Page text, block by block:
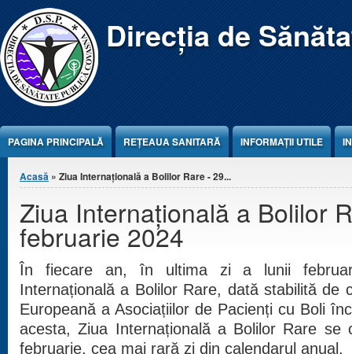
Jump to Content Direcția de
PAGINA PRINCIPALĂ REŢEAUA SANITARĂ INFORMAȚII UTILE
Eşti aici
Acasă » Ziua Internațională a Bolilor Rare - 29...
Ziua Internațională a Bolilor
februarie 2024
În fiecare an, în ultima zi a lunii
Internațională a Bolilor Rare, dată stabilită de
Europeană a Asociațiilor de Pacienți cu Boli
acesta, Ziua Internațională a Bolilor Rare se
februarie, cea mai rară zi din calendarul anual.